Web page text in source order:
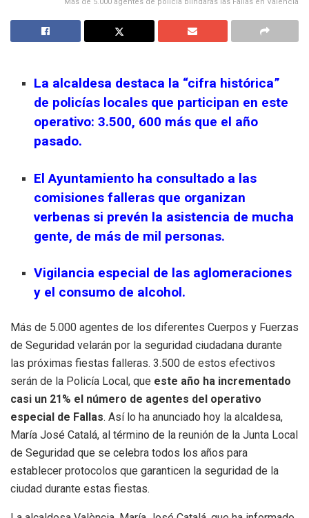
Más de 5.000 agentes de policía blindarás las Fallas en Valencia
La alcaldesa destaca la “cifra histórica”
de policías locales que participan en este
operativo: 3.500, 600 más que el año
pasado.
El Ayuntamiento ha consultado a las
comisiones falleras que organizan
verbenas si prevén la asistencia de mucha
gente, de más de mil personas.
Vigilancia especial de las aglomeraciones
y el consumo de alcohol.
Más de 5.000 agentes de los diferentes Cuerpos y Fuerzas
de Seguridad velarán por la seguridad ciudadana durante
las próximas fiestas falleras. 3.500 de estos efectivos
serán de la Policía Local, que este año ha incrementado
casi un 21% el número de agentes del operativo
especial de Fallas. Así lo ha anunciado hoy la alcaldesa,
María José Catalá, al término de la reunión de la Junta Local
de Seguridad que se celebra todos los años para
establecer protocolos que garanticen la seguridad de la
ciudad durante estas fiestas.